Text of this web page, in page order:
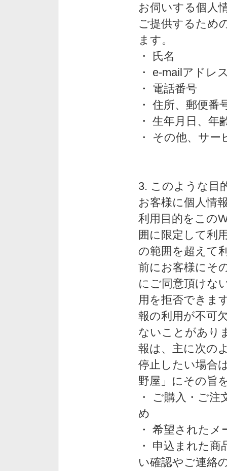
お伺いする個人
ご提供するため
ます。
・ 氏名
・ e-mailアドレ
・ 電話番号
・ 住所、郵便番
・ 生年月日、年
・ その他、サ
3. このような目
お客様に個人情
利用目的をこの
囲に限定して利
の範囲を超えて
前にお客様にそ
にご同意頂けな
用を拒否できま
報の利用が不可
ないことがあり
報は、主に次の
停止したい場合
野屋」にその旨
・ ご購入・ご
め
・ 希望された
・ 申込まれた
い確認やご連絡